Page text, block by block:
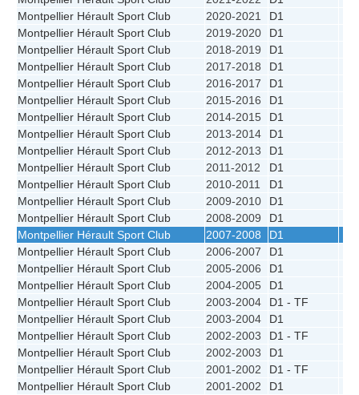
Montpellier Hérault Sport Club
2020-2021 D1
Montpellier Hérault Sport Club
2019-2020 D1
Montpellier Hérault Sport Club
2018-2019 D1
Montpellier Hérault Sport Club
2017-2018 D1
Montpellier Hérault Sport Club
2016-2017 D1
Montpellier Hérault Sport Club
2015-2016 D1
Montpellier Hérault Sport Club
2014-2015 D1
Montpellier Hérault Sport Club
2013-2014 D1
Montpellier Hérault Sport Club
2012-2013 D1
Montpellier Hérault Sport Club
2011-2012 D1
Montpellier Hérault Sport Club
2010-2011 D1
Montpellier Hérault Sport Club
2009-2010 D1
Montpellier Hérault Sport Club
2008-2009 D1
Montpellier Hérault Sport Club
2007-2008 D1
Montpellier Hérault Sport Club
2006-2007 D1
Montpellier Hérault Sport Club
2005-2006 D1
Montpellier Hérault Sport Club
2004-2005 D1
Montpellier Hérault Sport Club
2003-2004 D1 - TF
Montpellier Hérault Sport Club
2003-2004 D1
Montpellier Hérault Sport Club
2002-2003 D1 - TF
Montpellier Hérault Sport Club
2002-2003 D1
Montpellier Hérault Sport Club
2001-2002 D1 - TF
Montpellier Hérault Sport Club
2001-2002 D1